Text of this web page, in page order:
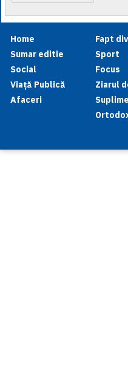
Home
Sumar editie
Social
Viață Publică
Afaceri
Fapt
Sport
Focus
Ziarul